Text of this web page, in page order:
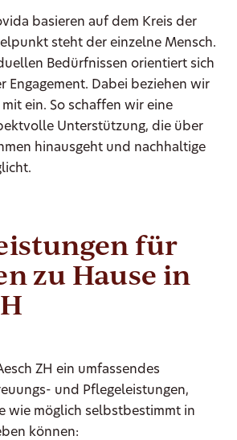
basieren auf dem Kreis der
steht der einzelne Mensch.
Bedürfnissen orientiert sich
Engagement. Dabei beziehen wir
ein. So schaffen wir eine
Unterstützung, die über
hinausgeht und nachhaltige
für
zu Hause in
ZH ein umfassendes
und Pflegeleistungen,
wie möglich selbstbestimmt in
können: